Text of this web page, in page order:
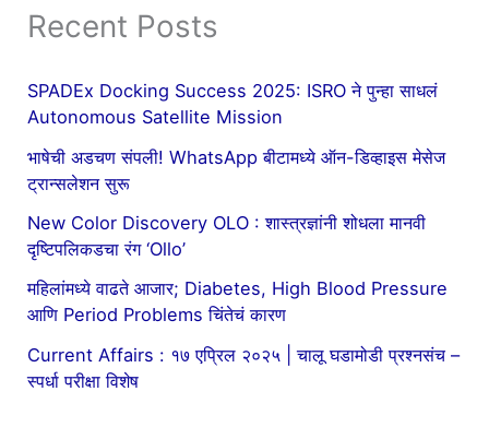
Recent Posts
SPADEx Docking Success 2025: ISRO ने पुन्हा साधलं
Autonomous Satellite Mission
भाषेची अडचण संपली! WhatsApp बीटामध्ये ऑन-डिव्हाइस मेसेज
ट्रान्सलेशन सुरू
New Color Discovery OLO : शास्त्रज्ञांनी शोधला मानवी
दृष्टिपलिकडचा रंग ‘Ollo’
महिलांमध्ये वाढते आजार; Diabetes, High Blood Pressure
आणि Period Problems चिंतेचं कारण
Current Affairs : १७ एप्रिल २०२५ | चालू घडामोडी प्रश्नसंच –
स्पर्धा परीक्षा विशेष